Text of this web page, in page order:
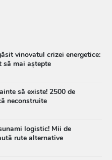
vinovatul crizei energetice:
să mai aștepte
să existe! 2500 de
neconstruite
logistic! Mii de
rute alternative